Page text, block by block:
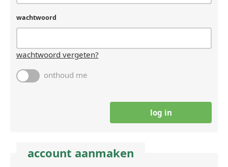
wachtwoord
wachtwoord vergeten?
onthoud me
account aanmaken